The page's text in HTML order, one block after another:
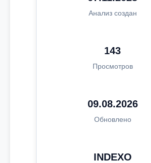
Анализ создан
143
Просмотров
09.08.2026
Обновлено
INDEXO